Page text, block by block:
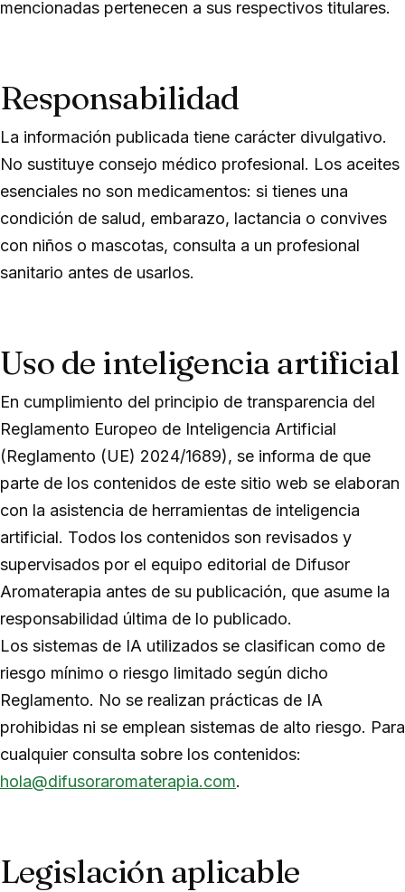
mencionadas pertenecen a sus respectivos titulares.
Responsabilidad
La información publicada tiene carácter divulgativo.
No sustituye consejo médico profesional. Los aceites
esenciales no son medicamentos: si tienes una
condición de salud, embarazo, lactancia o convives
con niños o mascotas, consulta a un profesional
sanitario antes de usarlos.
Uso de inteligencia artificial
En cumplimiento del principio de transparencia del
Reglamento Europeo de Inteligencia Artificial
(Reglamento (UE) 2024/1689), se informa de que
parte de los contenidos de este sitio web se elaboran
con la asistencia de herramientas de inteligencia
artificial. Todos los contenidos son revisados y
supervisados por el equipo editorial de Difusor
Aromaterapia antes de su publicación, que asume la
responsabilidad última de lo publicado.
Los sistemas de IA utilizados se clasifican como de
riesgo mínimo o riesgo limitado según dicho
Reglamento. No se realizan prácticas de IA
prohibidas ni se emplean sistemas de alto riesgo. Para
cualquier consulta sobre los contenidos:
hola@difusoraromaterapia.com.
Legislación aplicable